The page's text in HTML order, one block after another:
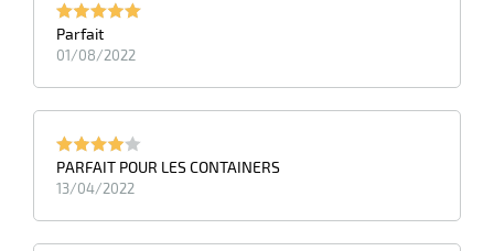
Parfait
01/08/2022
PARFAIT POUR LES CONTAINERS
13/04/2022